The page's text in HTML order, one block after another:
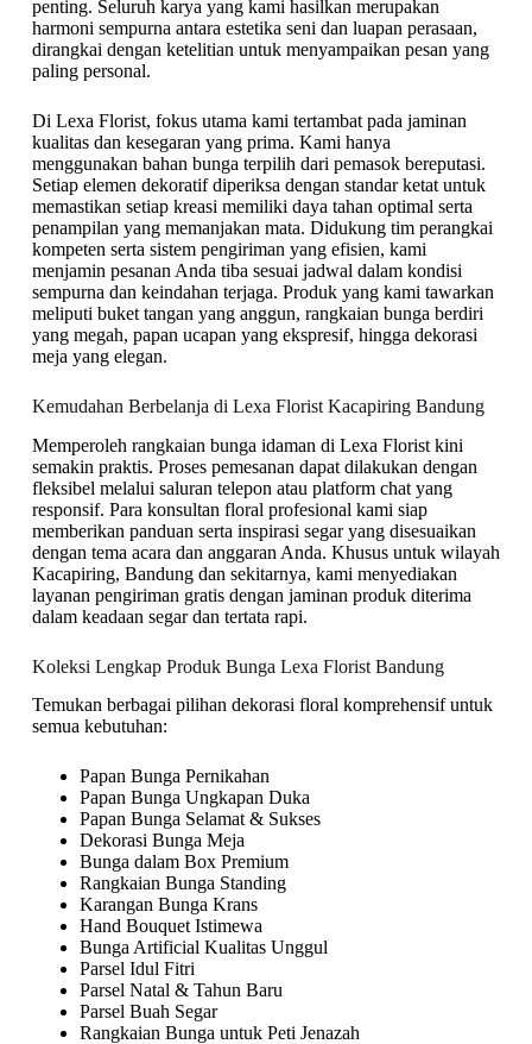
penting. Seluruh karya yang kami hasilkan merupakan
harmoni sempurna antara estetika seni dan luapan perasaan,
dirangkai dengan ketelitian untuk menyampaikan pesan yang
paling personal.
Di Lexa Florist, fokus utama kami tertambat pada jaminan
kualitas dan kesegaran yang prima. Kami hanya
menggunakan bahan bunga terpilih dari pemasok bereputasi.
Setiap elemen dekoratif diperiksa dengan standar ketat untuk
memastikan setiap kreasi memiliki daya tahan optimal serta
penampilan yang memanjakan mata. Didukung tim perangkai
kompeten serta sistem pengiriman yang efisien, kami
menjamin pesanan Anda tiba sesuai jadwal dalam kondisi
sempurna dan keindahan terjaga. Produk yang kami tawarkan
meliputi buket tangan yang anggun, rangkaian bunga berdiri
yang megah, papan ucapan yang ekspresif, hingga dekorasi
meja yang elegan.
Kemudahan Berbelanja di Lexa Florist Kacapiring Bandung
Memperoleh rangkaian bunga idaman di Lexa Florist kini
semakin praktis. Proses pemesanan dapat dilakukan dengan
fleksibel melalui saluran telepon atau platform chat yang
responsif. Para konsultan floral profesional kami siap
memberikan panduan serta inspirasi segar yang disesuaikan
dengan tema acara dan anggaran Anda. Khusus untuk wilayah
Kacapiring, Bandung dan sekitarnya, kami menyediakan
layanan pengiriman gratis dengan jaminan produk diterima
dalam keadaan segar dan tertata rapi.
Koleksi Lengkap Produk Bunga Lexa Florist Bandung
Temukan berbagai pilihan dekorasi floral komprehensif untuk
semua kebutuhan:
Papan Bunga Pernikahan
Papan Bunga Ungkapan Duka
Papan Bunga Selamat & Sukses
Dekorasi Bunga Meja
Bunga dalam Box Premium
Rangkaian Bunga Standing
Karangan Bunga Krans
Hand Bouquet Istimewa
Bunga Artificial Kualitas Unggul
Parsel Idul Fitri
Parsel Natal & Tahun Baru
Parsel Buah Segar
Rangkaian Bunga untuk Peti Jenazah